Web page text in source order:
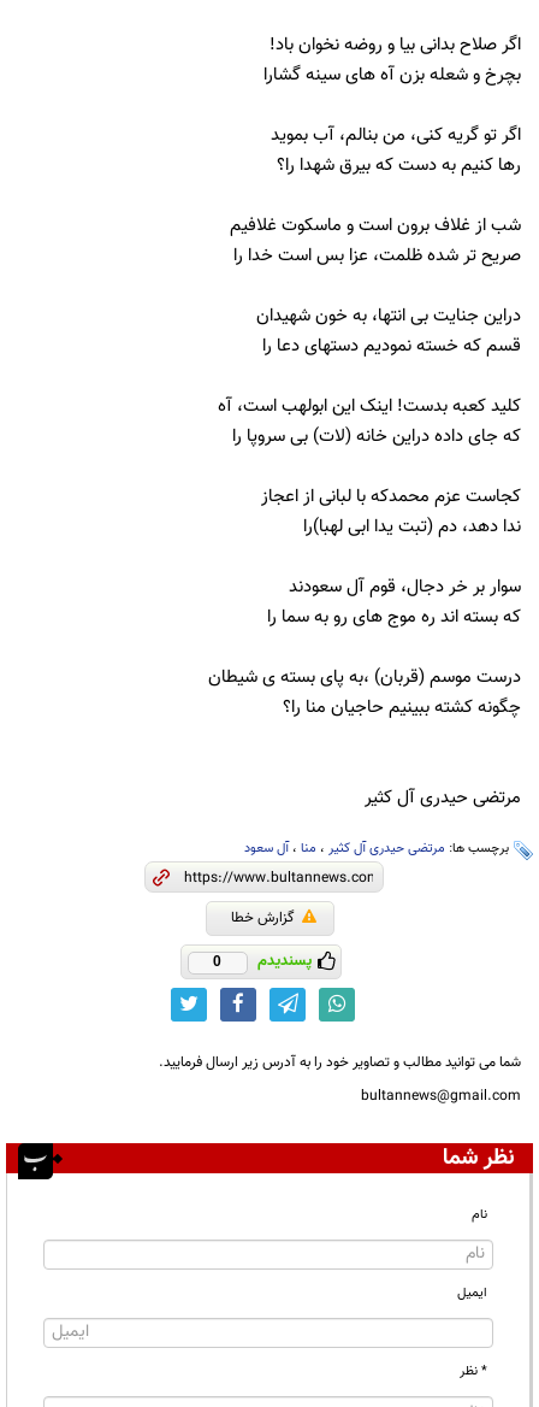
اگر صلاح بدانی بیا و روضه نخوان باد!
بچرخ و شعله بزن آه های سینه گشارا
اگر تو گریه کنی، من بنالم، آب بموید
رها کنیم به دست که بیرق شهدا را؟
شب از غلاف برون است و ماسکوت غلافیم
صریح تر شده ظلمت، عزا بس است خدا را
دراین جنایت بی انتها، به خون شهیدان
قسم که خسته نمودیم دستهای دعا را
کلید کعبه بدست! اینک این ابولهب است، آه
که جای داده دراین خانه (لات) بی سروپا را
کجاست عزم محمدکه با لبانی از اعجاز
ندا دهد، دم (تبت یدا ابی لهبا)را
سوار بر خر دجال، قوم آل سعودند
که بسته اند ره موج های رو به سما را
درست موسم (قربان) ،به پای بسته ی شیطان
چگونه کشته ببینیم حاجیان منا را؟
مرتضی حیدری آل کثیر
برچسب ها: مرتضی حیدری آل کثیر ، منا ،آل سعود
گزارش خطا
پسندیدم 0
شما می توانید مطالب و تصاویر خود را به آدرس زیر ارسال فرمایید.
bultannews@gmail.com
نظر شما
نام
ایمیل
* نظر